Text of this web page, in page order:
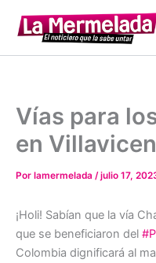
contenido
Vías para
en
Por lamermelada /julio 17,
¡Holi! Sabían que la vía
que se beneficiaron del
Colombia dignificará al